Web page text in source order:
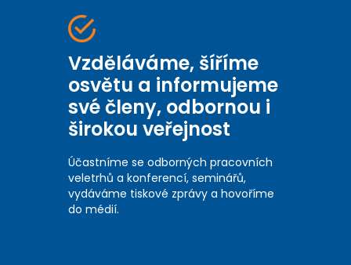
Vzděláváme, šíříme
osvětu a informujeme
své členy, odbornou i
širokou veřejnost
Účastníme se odborných pracovních
veletrhů a konferencí, seminářů,
vydáváme tiskové zprávy a hovoříme
do médií.